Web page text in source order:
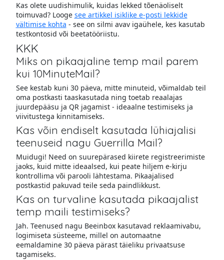
Kas olete uudishimulik, kuidas lekked tõenäoliselt
toimuvad? Looge see artikkel isiklike e-posti lekkide
vältimise kohta - see on silmi avav igaühele, kes kasutab
testkontosid või beetatööriistu.
KKK
Miks on pikaajaline temp mail parem
kui 10MinuteMail?
See kestab kuni 30 päeva, mitte minuteid, võimaldab teil
oma postkasti taaskasutada ning toetab reaalajas
juurdepääsu ja QR jagamist - ideaalne testimiseks ja
viivitustega kinnitamiseks.
Kas võin endiselt kasutada lühiajalisi
teenuseid nagu Guerrilla Mail?
Muidugi! Need on suurepärased kiirete registreerimiste
jaoks, kuid mitte ideaalsed, kui peate hiljem e-kirju
kontrollima või parooli lähtestama. Pikaajalised
postkastid pakuvad teile seda paindlikkust.
Kas on turvaline kasutada pikaajalist
temp maili testimiseks?
Jah. Teenused nagu Beeinbox kasutavad reklaamivabu,
logimiseta süsteeme, millel on automaatne
eemaldamine 30 päeva pärast täieliku privaatsuse
tagamiseks.